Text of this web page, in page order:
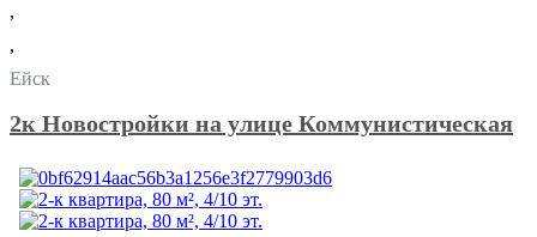
,
,
Ейск
2к Новостройки на улице Коммунистическая